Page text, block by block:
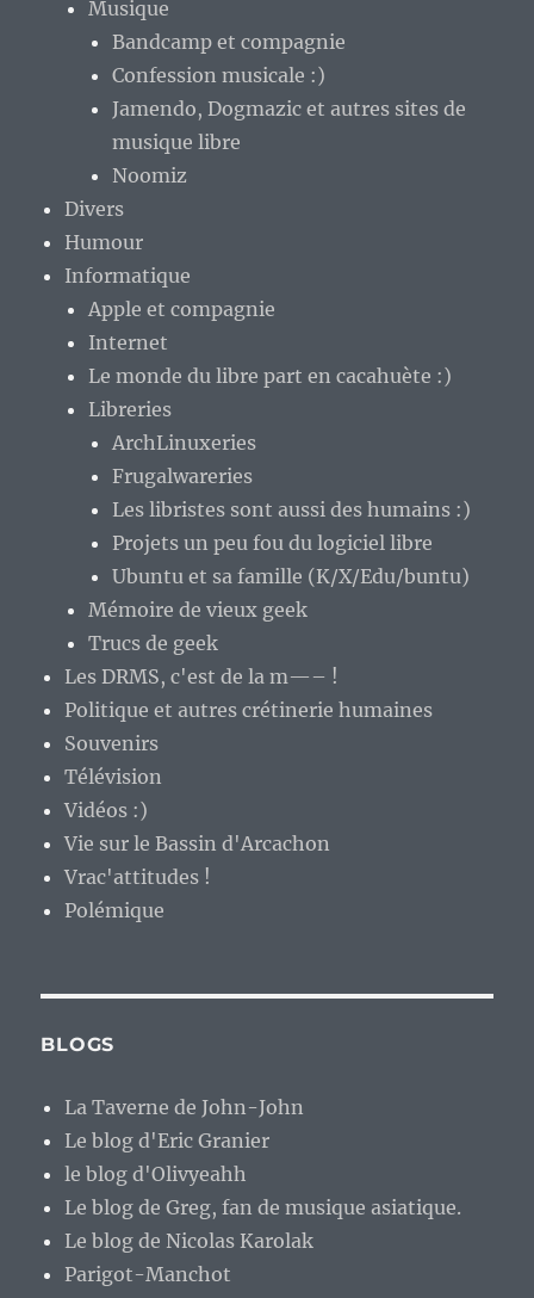
Musique
Bandcamp et compagnie
Confession musicale :)
Jamendo, Dogmazic et autres sites de
musique libre
Noomiz
Divers
Humour
Informatique
Apple et compagnie
Internet
Le monde du libre part en cacahuète :)
Libreries
ArchLinuxeries
Frugalwareries
Les libristes sont aussi des humains :)
Projets un peu fou du logiciel libre
Ubuntu et sa famille (K/X/Edu/buntu)
Mémoire de vieux geek
Trucs de geek
Les DRMS, c'est de la m—– !
Politique et autres crétinerie humaines
Souvenirs
Télévision
Vidéos :)
Vie sur le Bassin d'Arcachon
Vrac'attitudes !
Polémique
BLOGS
La Taverne de John-John
Le blog d'Eric Granier
le blog d'Olivyeahh
Le blog de Greg, fan de musique asiatique.
Le blog de Nicolas Karolak
Parigot-Manchot